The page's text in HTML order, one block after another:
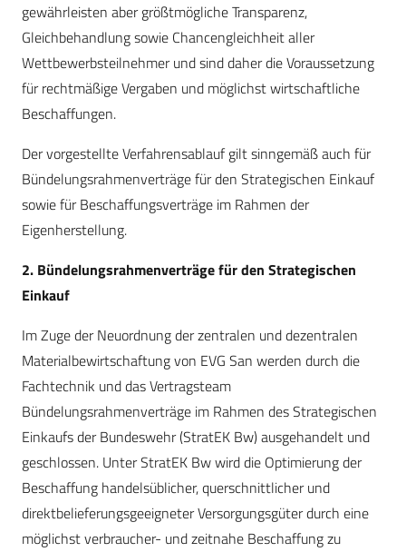
gewährleisten aber größtmögliche Transparenz,
Gleichbehandlung sowie Chancengleichheit aller
Wettbewerbsteilnehmer und sind daher die Voraussetzung
für rechtmäßige Vergaben und möglichst wirtschaftliche
Beschaffungen.
Der vorgestellte Verfahrensablauf gilt sinngemäß auch für
Bündelungsrahmenverträge für den Strategischen Einkauf
sowie für Beschaffungsverträge im Rahmen der
Eigenherstellung.
2. Bündelungsrahmenverträge für den Strategischen
Einkauf
Im Zuge der Neuordnung der zentralen und dezentralen
Materialbewirtschaftung von EVG San werden durch die
Fachtechnik und das Vertragsteam
Bündelungsrahmenverträge im Rahmen des Strategischen
Einkaufs der Bundeswehr (StratEK Bw) ausgehandelt und
geschlossen. Unter StratEK Bw wird die Optimierung der
Beschaffung handelsüblicher, querschnittlicher und
direktbelieferungsgeeigneter Versorgungsgüter durch eine
möglichst verbraucher- und zeitnahe Beschaffung zu